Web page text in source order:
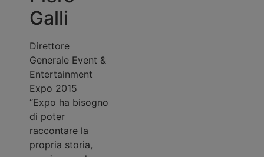
della Regione
Lombardia
dolor sit amet,
consectetur
adipiscing elit.
Curabitur lacinia
ligula fermentum,
condimentum nisl
nec, imperdiet
tortor. Maecenas
Galli
Direttore
Generale Event &
Entertainment
Expo 2015
“Expo ha bisogno
di poter
raccontare la
propria storia,